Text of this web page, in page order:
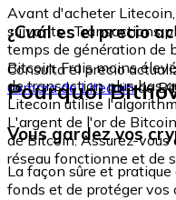
Avant d'acheter
suivants : Transactions
temps de génération de
Bitcoin. Frais moins
de transaction plus bas
Litecoin utilise
L'argent de l'or de
de Bitcoin. Assurez-
réseau fonctionne et de
¿Cuál es el precio
Consulta el precio
compra de Litecoinde
Pourquoi
Vous gardez vos
La façon sûre et
fonds et de protéger vos